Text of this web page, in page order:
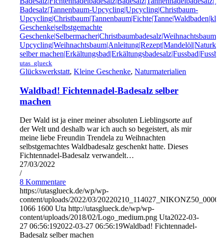
utas_glueck
Glückswerkstatt,Kleine Geschenke,Naturmaterialien
Waldbad! Fichtennadel-Badesalz selber
machen
Der Wald ist ja einer meiner absoluten Lieblingsorte auf
der Welt und deshalb war ich auch so begeistert, als mir
meine liebe Freundin Trendela zu Weihnachten
selbstgemachtes Waldbadesalz geschenkt hatte. Dieses
Fichtennadel-Badesalz verwandelt…
27/03/2022
/
8 Kommentare
https://utasglueck.de/wp/wp-
content/uploads/2022/03/
1066 1600 Uta http://utasglueck.de/wp/wp-
content/uploads/2018/02/Logo_medium.png Uta2022-03-
27 06:56:192022-03-27 06:56:19Waldbad! Fichtennadel-
Badesalz selber machen